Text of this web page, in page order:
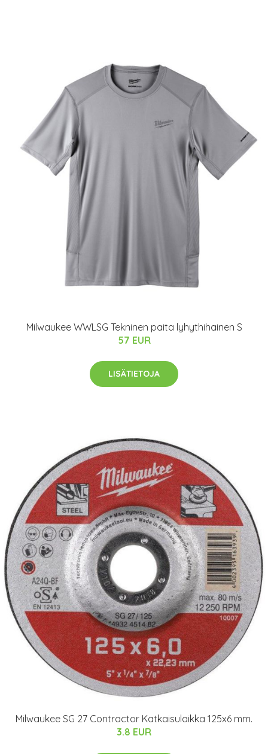
Milwaukee WWLSG Tekninen paita lyhythihainen S
57 EUR
LISÄTIETOJA
Milwaukee SG 27 Contractor Katkaisulaikka 125x6 mm.
3.8 EUR